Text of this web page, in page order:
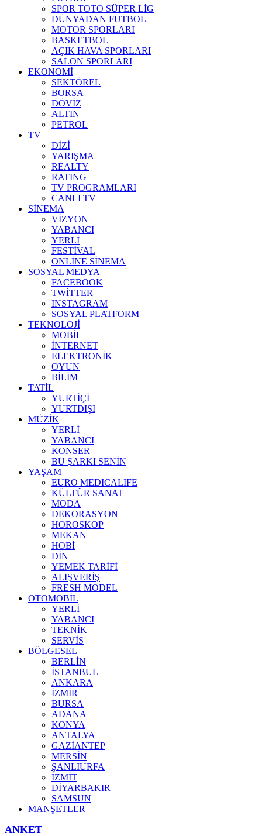
SPOR TOTO SÜPER LİG
DÜNYADAN FUTBOL
MOTOR SPORLARI
BASKETBOL
AÇIK HAVA SPORLARI
SALON SPORLARI
EKONOMİ
SEKTÖREL
BORSA
DÖVİZ
ALTIN
PETROL
TV
DİZİ
YARIŞMA
REALTY
RATING
TV PROGRAMLARI
CANLI TV
SİNEMA
VİZYON
YABANCI
YERLİ
FESTİVAL
ONLİNE SİNEMA
SOSYAL MEDYA
FACEBOOK
TWİTTER
INSTAGRAM
SOSYAL PLATFORM
TEKNOLOJİ
MOBİL
İNTERNET
ELEKTRONİK
OYUN
BİLİM
TATİL
YURTİÇİ
YURTDIŞI
MÜZİK
YERLİ
YABANCI
KONSER
BU ŞARKI SENİN
YAŞAM
EURO MEDICALIFE
KÜLTÜR SANAT
MODA
DEKORASYON
HOROSKOP
MEKAN
HOBİ
DİN
YEMEK TARİFİ
ALIŞVERİŞ
FRESH MODEL
OTOMOBİL
YERLİ
YABANCI
TEKNİK
SERVİS
BÖLGESEL
BERLİN
İSTANBUL
ANKARA
İZMİR
BURSA
ADANA
KONYA
ANTALYA
GAZİANTEP
MERSİN
ŞANLIURFA
İZMİT
DİYARBAKIR
SAMSUN
MANŞETLER
ANKET